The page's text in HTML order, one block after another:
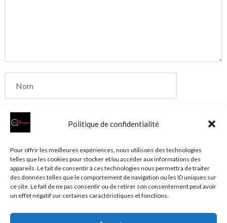
Politique de confidentialité
Pour offrir les meilleures expériences, nous utilisons des technologies
telles que les cookies pour stocker et/ou accéder aux informations des
appareils. Le fait de consentir à ces technologies nous permettra de traiter
des données telles que le comportement de navigation ou les ID uniques sur
ce site. Le fait de ne pas consentir ou de retirer son consentement peut avoir
un effet négatif sur certaines caractéristiques et fonctions.
Enregistrer mon nom, mon e-mail et mon site dans
le navigateur pour mon prochain commentaire.